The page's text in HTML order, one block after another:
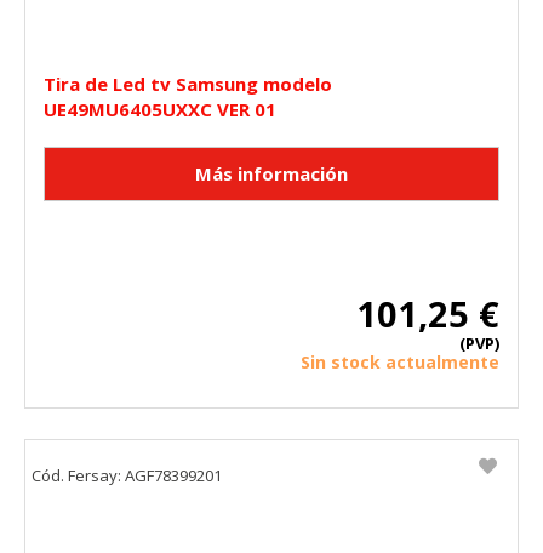
Tira de Led tv Samsung modelo
UE49MU6405UXXC VER 01
101,25 €
(PVP)
Sin stock actualmente
Cód. Fersay: AGF78399201